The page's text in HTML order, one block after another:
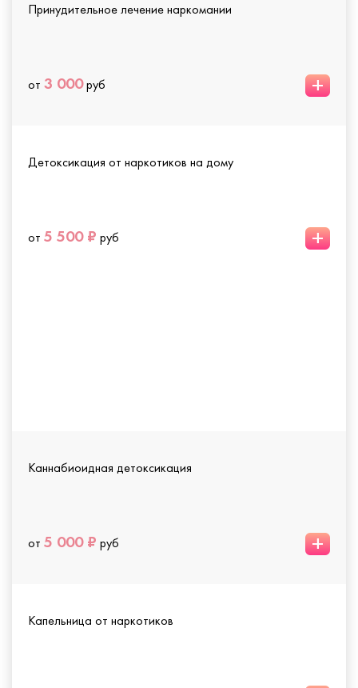
Принудительное лечение наркомании
от 3 000руб +
Детоксикация от наркотиков на дому
от 5 500 ₽ руб +
Каннабиоидная детоксикация
от 5 000 ₽ руб +
Капельница от наркотиков